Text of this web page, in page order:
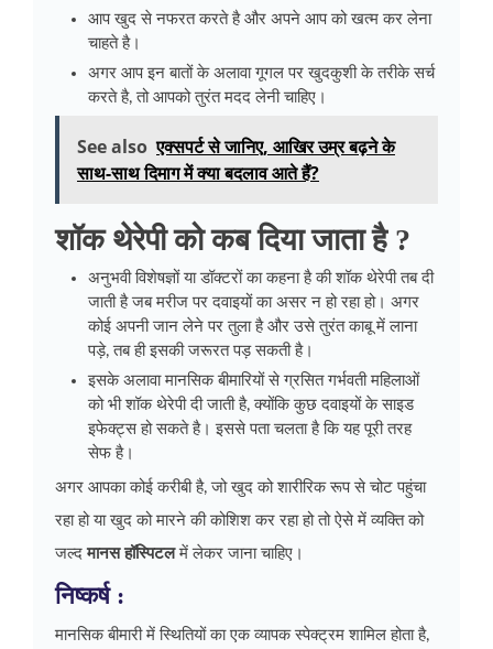
आप खुद से नफरत करते है और अपने आप को खत्म कर लेना
चाहते है।
अगर आप इन बातों के अलावा गूगल पर खुदकुशी के तरीके सर्च
करते है, तो आपको तुरंत मदद लेनी चाहिए।
See also एक्सपर्ट से जानिए, आखिर उम्र बढ़ने के
साथ-साथ दिमाग में क्या बदलाव आते हैं?
शॉक थेरेपी को कब दिया जाता है ?
अनुभवी विशेषज्ञों या डॉक्टरों का कहना है की शॉक थेरेपी तब दी
जाती है जब मरीज पर दवाइयों का असर न हो रहा हो। अगर
कोई अपनी जान लेने पर तुला है और उसे तुरंत काबू में लाना
पड़े, तब ही इसकी जरूरत पड़ सकती है।
इसके अलावा मानसिक बीमारियों से ग्रसित गर्भवती महिलाओं
को भी शॉक थेरेपी दी जाती है, क्योंकि कुछ दवाइयों के साइड
इफेक्ट्स हो सकते है। इससे पता चलता है कि यह पूरी तरह
सेफ है।
अगर आपका कोई करीबी है, जो खुद को शारीरिक रूप से चोट पहुंचा
रहा हो या खुद को मारने की कोशिश कर रहा हो तो ऐसे में व्यक्ति को
जल्द मानस हॉस्पिटलमें लेकर जाना चाहिए।
निष्कर्ष :
मानसिक बीमारी में स्थितियों का एक व्यापक स्पेक्ट्रम शामिल होता है,